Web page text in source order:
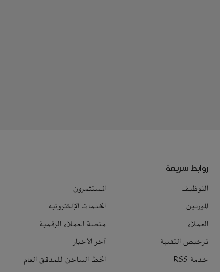
روابط سريعة
التوظيف
المستثمرون
الموردين
الخدمات الإلكترونية
العملاء
منصة العملاء الرقمية
ترخيص التقنية
آخر الأخبار
خدمة RSS
الخط الساخن للمدقق العام